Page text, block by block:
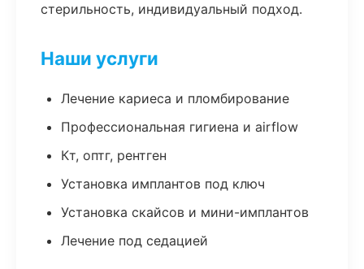
стерильность, индивидуальный подход.
Наши услуги
Лечение кариеса и пломбирование
Профессиональная гигиена и airflow
Кт, оптг, рентген
Установка имплантов под ключ
Установка скайсов и мини-имплантов
Лечение под седацией